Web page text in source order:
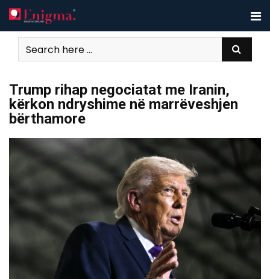
Skip
to
content
Trump rihap negociatat me Iranin,
kërkon ndryshime në marrëveshjen
bërthamore